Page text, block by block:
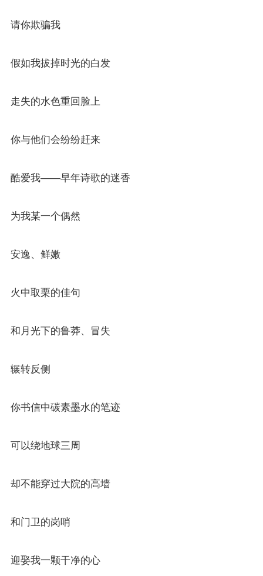
请你欺骗我
假如我拔掉时光的白发
走失的水色重回脸上
你与他们会纷纷赶来
酷爱我——早年诗歌的迷香
为我某一个偶然
安逸、鲜嫩
火中取栗的佳句
和月光下的鲁莽、冒失
辗转反侧
你书信中碳素墨水的笔迹
可以绕地球三周
却不能穿过大院的高墙
和门卫的岗哨
迎娶我一颗干净的心